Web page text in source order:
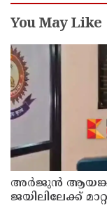
You May Like
അര്‍ജുന്‍ ആയങ്കി
ജയിലിലേക്ക്